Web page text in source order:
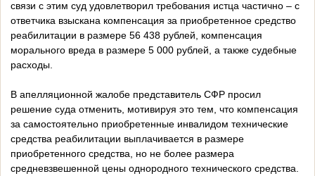
связи с этим суд удовлетворил требования истца частично – с
ответчика взыскана компенсация за приобретенное средство
реабилитации в размере 56 438 рублей, компенсация
морального вреда в размере 5 000 рублей, а также судебные
расходы.
В апелляционной жалобе представитель СФР просил
решение суда отменить, мотивируя это тем, что компенсация
за самостоятельно приобретенные инвалидом технические
средства реабилитации выплачивается в размере
приобретенного средства, но не более размера
средневзвешенной цены однородного технического средства.